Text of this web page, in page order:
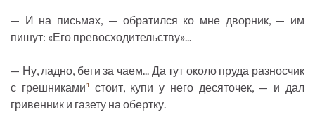
— И на письмах, — обратился ко мне дворник, — им
пишут: «Его превосходительству»...
— Ну, ладно, беги за чаем... Да тут около пруда разносчик
с грешниками1стоит, купи у него десяточек, — и дал
гривенник и газету на обертку.